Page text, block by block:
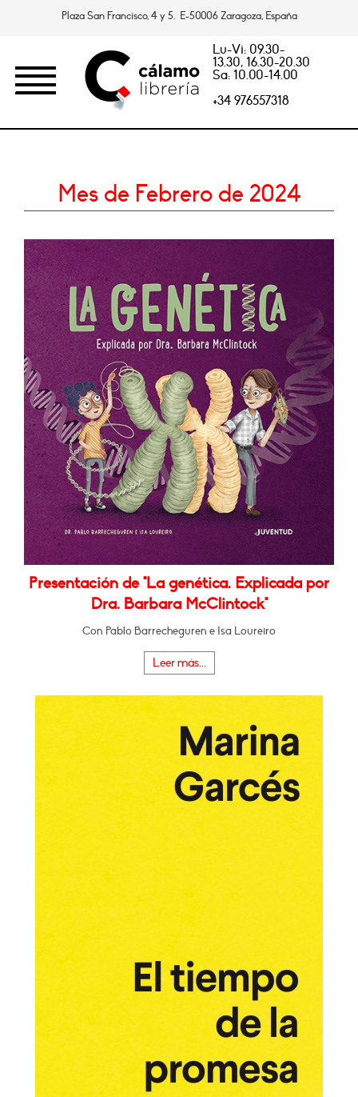
Plaza San Francisco, 4 y 5. E-50006 Zaragoza, España
Lu-Vi: 09.30-
13.30, 16.30-20.30
Sa: 10.00-14.00
+34 976557318
Mes de Febrero de 2024
Presentación de "La genética. Explicada por
Dra. Barbara McClintock"
Con Pablo Barrecheguren e Isa Loureiro
Leer más...